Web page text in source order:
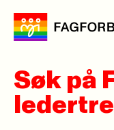
Søk på